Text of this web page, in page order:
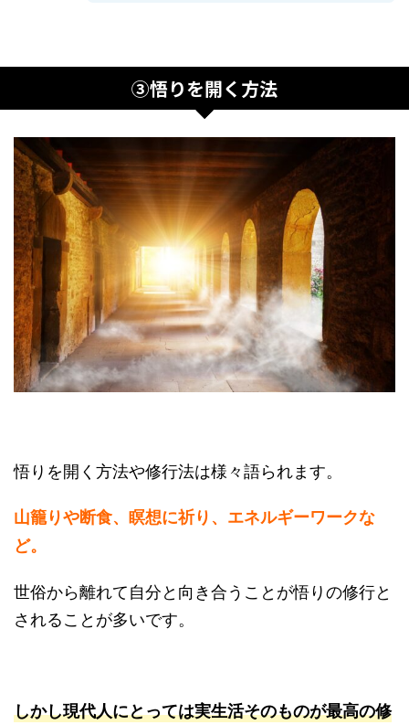
③悟りを開く方法
悟りを開く方法や修行法は様々語られます。
山籠りや断食、瞑想に祈り、エネルギーワークな
ど。
世俗から離れて自分と向き合うことが悟りの修行と
されることが多いです。
しかし現代人にとっては実生活そのものが最高の修